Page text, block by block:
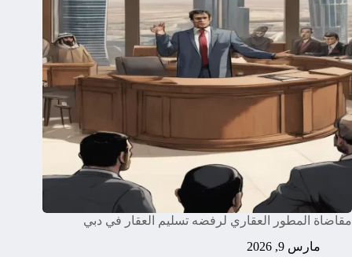
مقاضاة المطور العقاري لرفضه تسليم العقار في دبي
مارس 9, 2026